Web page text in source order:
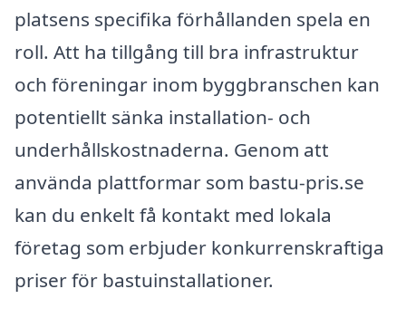
platsens specifika förhållanden spela en
roll. Att ha tillgång till bra infrastruktur
och föreningar inom byggbranschen kan
potentiellt sänka installation- och
underhållskostnaderna. Genom att
använda plattformar som bastu-pris.se
kan du enkelt få kontakt med lokala
företag som erbjuder konkurrenskraftiga
priser för bastuinstallationer.